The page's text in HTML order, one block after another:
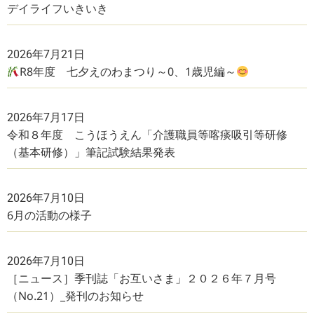
デイライフいきいき
2026年7月21日
R8年度 七夕えのわまつり～0、1歳児編～
2026年7月17日
令和８年度 こうほうえん「介護職員等喀痰吸引等研修
（基本研修）」筆記試験結果発表
2026年7月10日
6月の活動の様子
2026年7月10日
［ニュース］季刊誌「お互いさま」２０２６年７月号
（No.21）_発刊のお知らせ